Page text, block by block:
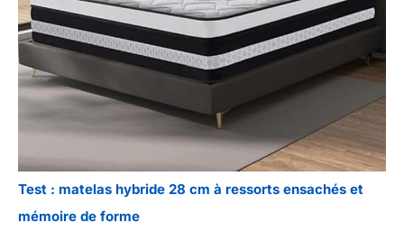
Test : matelas hybride 28 cm à ressorts ensachés et
mémoire de forme